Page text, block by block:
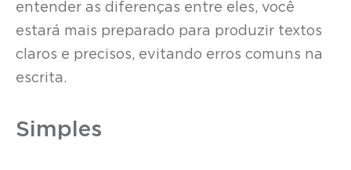
entender as diferenças entre eles, você
estará mais preparado para produzir textos
claros e precisos, evitando erros comuns na
escrita.
Simples